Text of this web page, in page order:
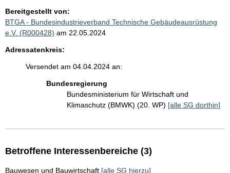
Bereitgestellt von:
BTGA - Bundesindustrieverband Technische Gebäudeausrüstung
e.V. (R000428) am 22.05.2024
Adressatenkreis:
Versendet am 04.04.2024 an:
Bundesregierung
Bundesministerium für Wirtschaft und
Klimaschutz (BMWK) (20. WP) [alle SG dorthin]
Betroffene Interessenbereiche (3)
Bauwesen und Bauwirtschaft [alle SG hierzu]